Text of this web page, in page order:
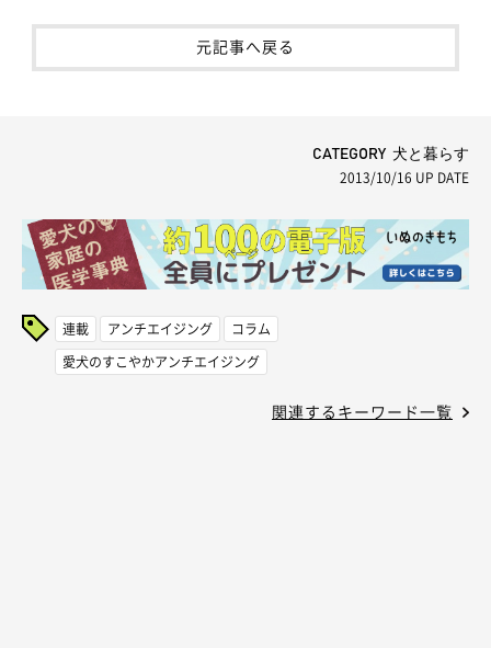
元記事へ戻る
CATEGORY 犬と暮らす
2013/10/16 UP DATE
連載 アンチエイジング
コラム
愛犬のすこやかアンチエイジング
関連するキーワード一覧